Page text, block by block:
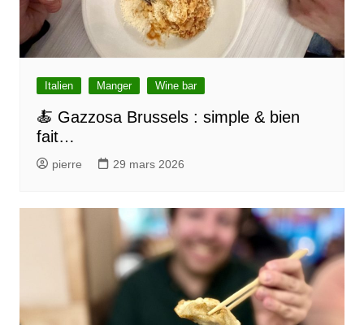
Italien Manger Wine bar
🍝 Gazzosa Brussels : simple & bien
fait…
pierre 29 mars 2026